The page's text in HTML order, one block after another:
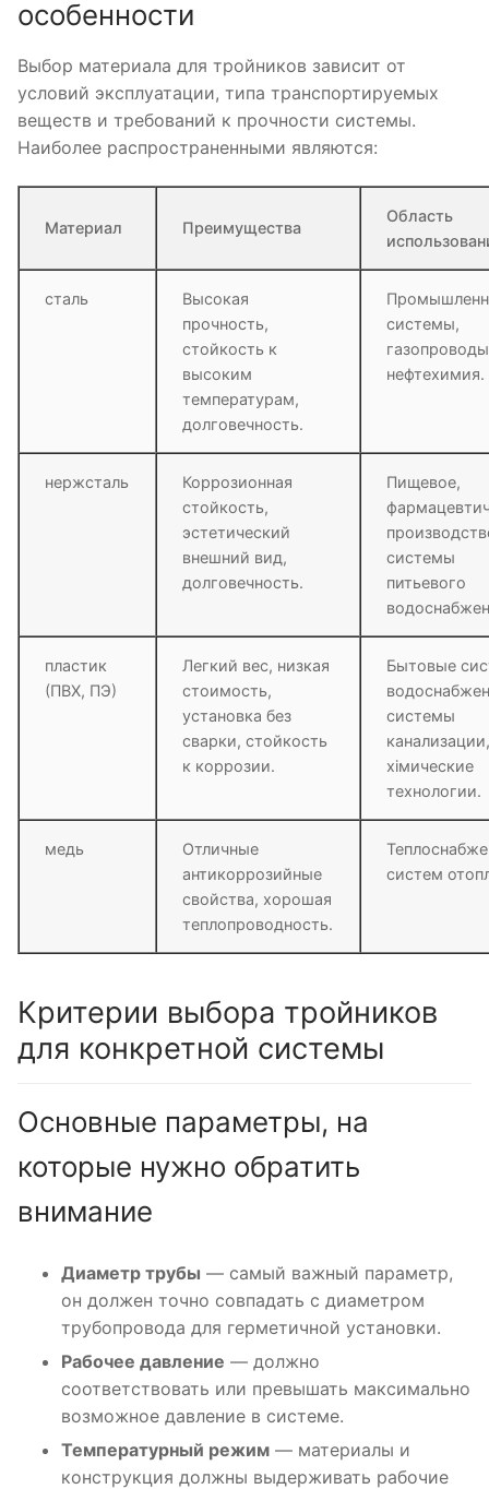
особенности
Выбор материала для тройников зависит от
условий эксплуатации, типа транспортируемых
веществ и требований к прочности системы.
Наиболее распространенными являются:
Материал Преимущества
Область
сталь
Высокая
прочность,
стойкость к
высоким
температурам,
долговечность.
системы,
нефтехимия.
нержсталь
Коррозионная
стойкость,
эстетический
внешний вид,
долговечность.
Пищевое,
системы
питьевого
пластик
(ПВХ, ПЭ)
Легкий вес, низкая
стоимость,
установка без
сварки, стойкость
к коррозии.
Бытовые
системы
хімические
технологии.
медь
Отличные
антикоррозийные
свойства, хорошая
теплопроводность.
систем
Критерии выбора тройников
для конкретной системы
Основные параметры, на
которые нужно обратить
внимание
Диаметр трубы — самый важный параметр,
он должен точно совпадать с диаметром
трубопровода для герметичной установки.
Рабочее давление — должно
соответствовать или превышать максимально
возможное давление в системе.
Температурный режим — материалы и
конструкция должны выдерживать рабочие